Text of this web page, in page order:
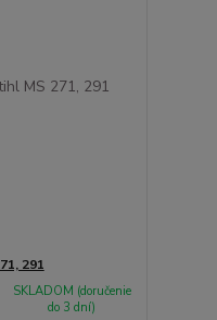
291
SKLADOM (doručenie
do 3 dní)